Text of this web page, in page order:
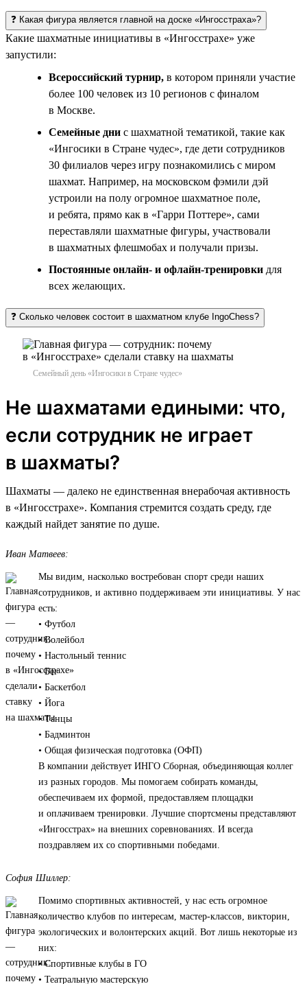
❓ Какая фигура является главной на доске «Ингосстраха»?
Какие шахматные инициативы в «Ингосстрахе» уже
запустили:
Всероссийский турнир, в котором приняли участие
более 100 человек из 10 регионов с финалом
в Москве.
Семейные дни с шахматной тематикой, такие как
«Ингосики в Стране чудес», где дети сотрудников
30 филиалов через игру познакомились с миром
шахмат. Например, на московском фэмили дэй
устроили на полу огромное шахматное поле,
и ребята, прямо как в «Гарри Поттере», сами
переставляли шахматные фигуры, участвовали
в шахматных флешмобах и получали призы.
Постоянные онлайн- и офлайн-тренировки для
всех желающих.
❓ Сколько человек состоит в шахматном клубе IngoChess?
Семейный день «Ингосики в Стране чудес»
Не шахматами едиными: что,
если сотрудник не играет
в шахматы?
Шахматы — далеко не единственная внерабочая активность
в «Ингосстрахе». Компания стремится создать среду, где
каждый найдет занятие по душе.
Иван Матвеев:
Мы видим, насколько востребован спорт среди наших
сотрудников, и активно поддерживаем эти инициативы. У нас
есть:
• Футбол
• Волейбол
• Настольный теннис
• Бег
• Баскетбол
• Йога
• Танцы
• Бадминтон
• Общая физическая подготовка (ОФП)
В компании действует ИНГО Сборная, объединяющая коллег
из разных городов. Мы помогаем собирать команды,
обеспечиваем их формой, предоставляем площадки
и оплачиваем тренировки. Лучшие спортсмены представляют
«Ингосстрах» на внешних соревнованиях. И всегда
поздравляем их со спортивными победами.
София Шиллер:
Помимо спортивных активностей, у нас есть огромное
количество клубов по интересам, мастер-классов, викторин,
экологических и волонтерских акций. Вот лишь некоторые из
них:
• Спортивные клубы в ГО
• Театральную мастерскую